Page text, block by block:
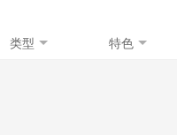
类型 特色